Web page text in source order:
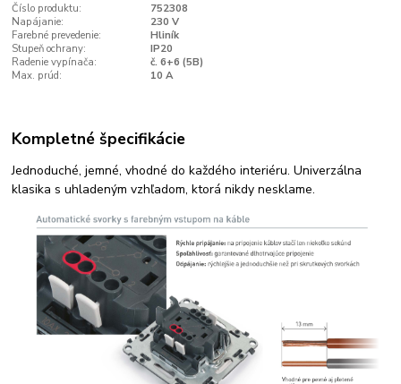
Číslo produktu:
752308
Napájanie:
230 V
Farebné prevedenie:
Hliník
Stupeň ochrany:
IP20
Radenie vypínača:
č. 6+6 (5B)
Max. prúd:
10 A
Kompletné špecifikácie
Jednoduché, jemné, vhodné do každého interiéru. Univerzálna
klasika s uhladeným vzhľadom, ktorá nikdy nesklame.